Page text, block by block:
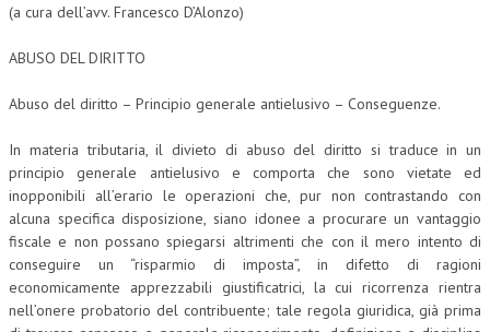
(a cura dell’avv. Francesco D’Alonzo)
ABUSO DEL DIRITTO
Abuso del diritto – Principio generale antielusivo – Conseguenze.
In materia tributaria, il divieto di abuso del diritto si traduce in un
principio generale antielusivo e comporta che sono vietate ed
inopponibili all’erario le operazioni che, pur non contrastando con
alcuna specifica disposizione, siano idonee a procurare un vantaggio
fiscale e non possano spiegarsi altrimenti che con il mero intento di
conseguire un “risparmio di imposta”, in difetto di ragioni
economicamente apprezzabili giustificatrici, la cui ricorrenza rientra
nell’onere probatorio del contribuente; tale regola giuridica, già prima